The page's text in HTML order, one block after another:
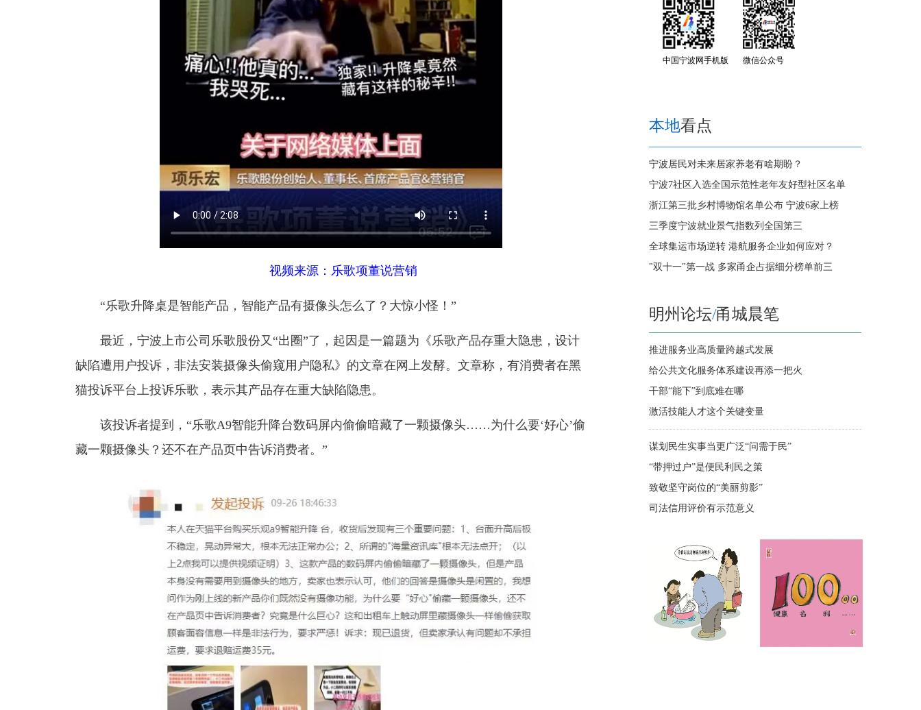
视频来源：乐歌项董说营销
“乐歌升降桌是智能产品，智能产品有摄像头怎么了？大惊小怪！”
最近，宁波上市公司乐歌股份又“出圈”了，起因是一篇题为《乐歌产品存重大隐患，设计
缺陷遭用户投诉，非法安装摄像头偷窥用户隐私》的文章在网上发酵。文章称，有消费者在黑
猫投诉平台上投诉乐歌，表示其产品存在重大缺陷隐患。
该投诉者提到， “乐歌A9智能升降台数码屏内偷偷暗藏了一颗摄像头……为什么要‘好心’偷
藏一颗摄像头？还不在产品页中告诉消费者。”
中国宁波网手机版 微信公众号
本地看点
宁波居民对未来居家养老有啥期盼？
宁波7社区入选全国示范性老年友好型社区名单
浙江第三批乡村博物馆名单公布 宁波6家上榜
三季度宁波就业景气指数列全国第三
全球集运市场逆转 港航服务企业如何应对？
"双十一"第一战 多家甬企占据细分榜单前三
明州论坛/甬城晨笔
推进服务业高质量跨越式发展
给公共文化服务体系建设再添一把火
干部“能下”到底难在哪
激活技能人才这个关键变量
谋划民生实事当更广泛“问需于民”
“带押过户”是便民利民之策
致敬坚守岗位的“美丽剪影”
司法信用评价有示范意义